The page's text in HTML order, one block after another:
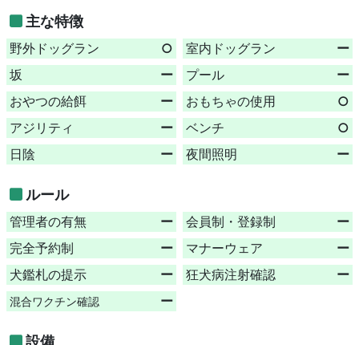
主な特徴
野外ドッグラン ○ 室内ドッグラン
ー
坂
ー プール
ー
おやつの給餌
ー おもちゃの使用
○
アジリティ
ー ベンチ
○
日陰
ー 夜間照明 ー
ルール
管理者の有無 ー 会員制・登録制
ー
完全予約制
ー マナーウェア
ー
犬鑑札の提示
ー 狂犬病注射確認 ー
混合ワクチン確認 ー
設備